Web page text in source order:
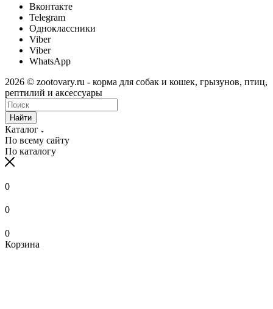
Вконтакте
Telegram
Одноклассники
Viber
Viber
WhatsApp
2026 © zootovary.ru - корма для собак и кошек, грызунов, птиц,
рептилий и аксессуары
Найти
Каталог
По всему сайту
По каталогу
0
0
0
Корзина